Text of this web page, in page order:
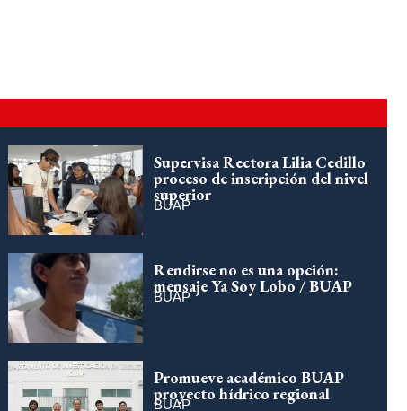
Supervisa Rectora Lilia Cedillo
proceso de inscripción del nivel
superior
BUAP
Rendirse no es una opción:
mensaje Ya Soy Lobo / BUAP
BUAP
Promueve académico BUAP
proyecto hídrico regional
BUAP